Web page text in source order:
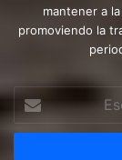
mantener a
promoviendo la
Escribe
correo